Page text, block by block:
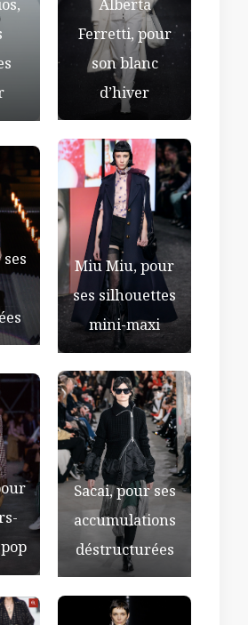
Alberta
Ferretti, pour
son blanc
d’hiver
Miu Miu, pour
ses silhouettes
mini-maxi
Sacai, pour ses
accumulations
déstructurées